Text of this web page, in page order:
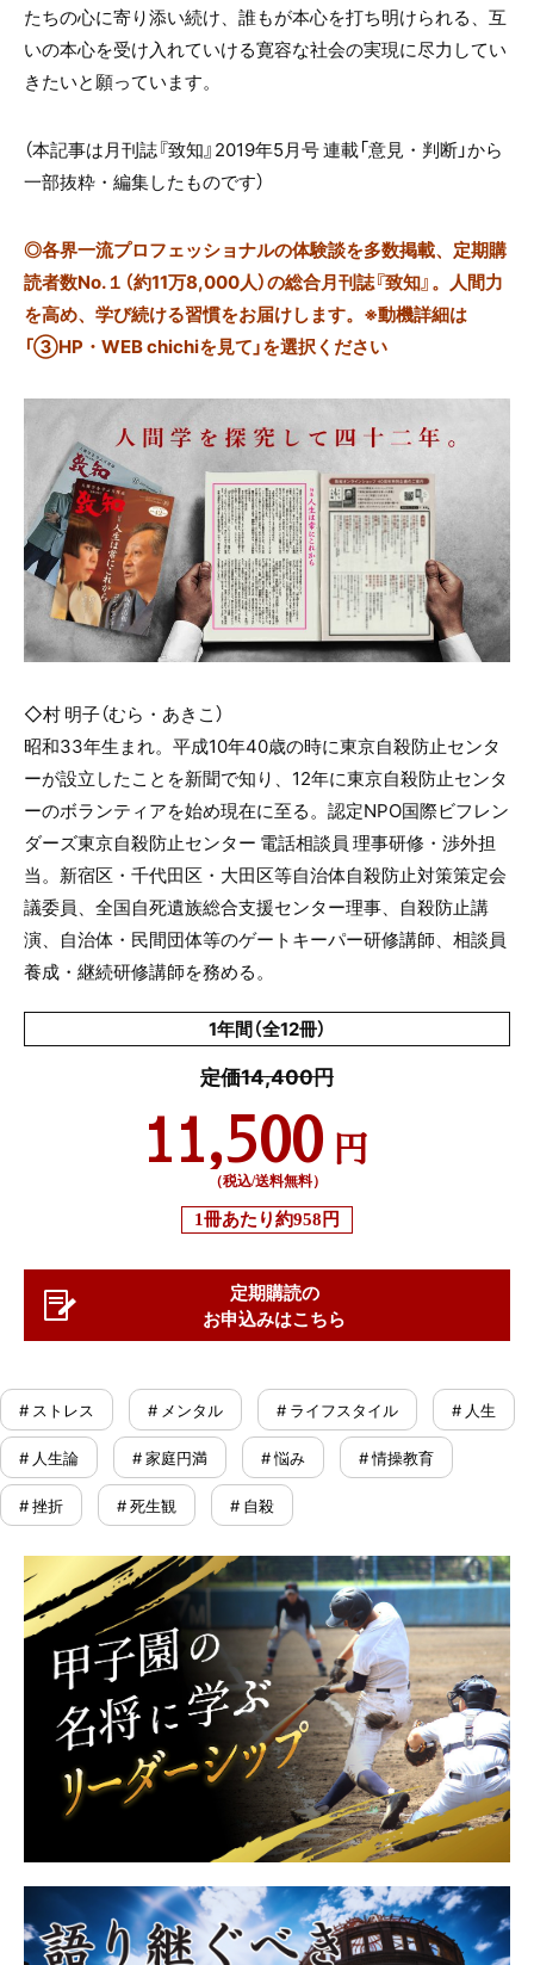
たちの心に寄り添い続け、誰もが本心を打ち明けられる、互
いの本心を受け入れていける寛容な社会の実現に尽力してい
きたいと願っています。
（本記事は月刊誌『致知』2019年5月号 連載「意見・判断」から
一部抜粋・編集したものです）
◎各界一流プロフェッショナルの体験談を多数掲載、定期購
読者数No.１（約11万8,000人）の総合月刊誌『致知』。人間力
を高め、学び続ける習慣をお届けします。※動機詳細は
「③HP・WEB chichiを見て」を選択ください
◇村 明子（むら・あきこ）
昭和33年生まれ。平成10年40歳の時に東京自殺防止センタ
ーが設立したことを新聞で知り、 12年に東京自殺防止センタ
ーのボランティアを始め現在に至る。認定NPO国際ビフレン
ダーズ東京自殺防止センター 電話相談員 理事研修・渉外担
当。新宿区・千代田区・大田区等自治体自殺防止対策策定会
議委員、全国自死遺族総合支援センター理事、自殺防止講
演、自治体・民間団体等のゲートキーパー研修講師、相談員
養成・継続研修講師を務める。
1年間（全12冊）
定価14,400円
11,500 円
（税込/送料無料）
1冊あたり約958円
定期購読の
お申込みはこちら
# ストレス # メンタル # ライフスタイル # 人生
# 人生論 # 家庭円満 # 悩み # 情操教育
# 挫折 # 死生観 # 自殺